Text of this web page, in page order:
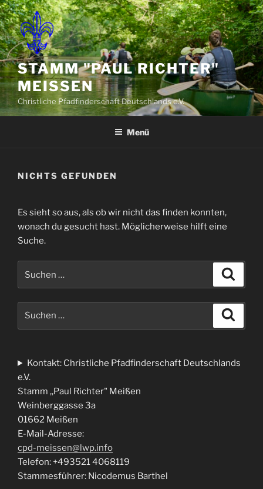
Zum
Inhalt
springen
STAMM "PAUL RICHTER"
MEISSEN
Christliche Pfadfinderschaft Deutschlands e.V.
Menü
NICHTS GEFUNDEN
Es sieht so aus, als ob wir nicht das finden konnten,
wonach du gesucht hast. Möglicherweise hilft eine
Suche.
Kontakt: Christliche Pfadfinderschaft Deutschlands
e.V.
Stamm ,,Paul Richter" Meißen
Weinberggasse 3a
01662 Meißen
E-Mail-Adresse:
cpd-meissen@lwp.info
Telefon: +493521 4068119
Stammesführer: Nicodemus Barthel